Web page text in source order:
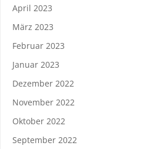
April 2023
März 2023
Februar 2023
Januar 2023
Dezember 2022
November 2022
Oktober 2022
September 2022